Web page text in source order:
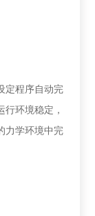
程序自动完
环境稳定，
力学环境中完